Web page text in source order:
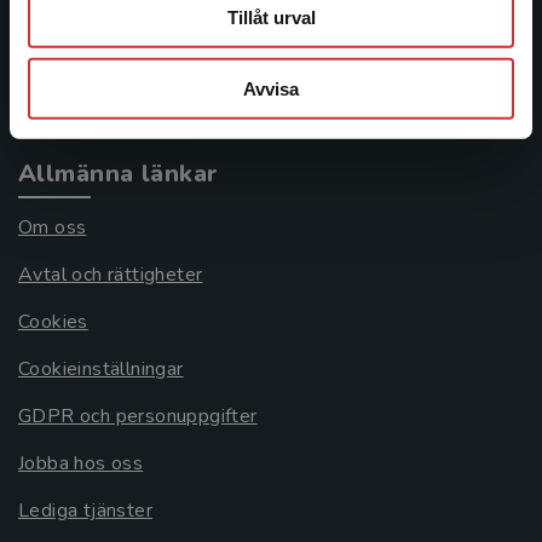
Tillåt urval
Avvisa
Köpvillkor
Allmänna länkar
Om oss
Avtal och rättigheter
Cookies
Cookieinställningar
GDPR och personuppgifter
Jobba hos oss
Lediga tjänster